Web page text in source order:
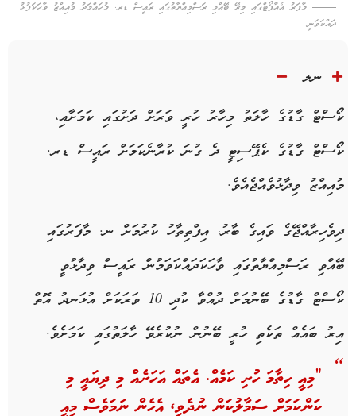
މާފަރު އެއާޕޯޓްގައި މިރޭ ބޭއްވި ރަސްމިއްޔާތުގައި ރައީސް ޑރ. މުހައްމަދު މުއިއްޒު ވާހަކަފުޅު
ދައްކަވަނީ
ނލ
ކޯސްޓް ގާޑުގެ ހާލަތު މިހާރު ހުރީ ވަރަށް ދަށުގައި ކަމަށާއި،
ކޯސްޓް ގާޑުގެ ކެޕޭސިޓީ ދެ ގުނަ ކުރާނެކަމަށް ރައީސް ޑރ.
މުއިއްޒު ވިދާޅުވެއްޖެއެވެ.
ދިވެހިރާއްޖޭގެ ވައިގެ ބާރު، އިފްތިތާހު ކުރުމަށް ނ. މާފަރުގައި
ބޭއްވި ރަސްމިއްޔާތުގައި ވާހަކަދައްކަވަމުން ރައީސް ވިދާޅުވީ
ކޯސްޓް ގާޑުގެ ބޭނުމަށް ދުއްވާ ކުދި 10 ވަރަކަށް އުޅަނދު އޮތް
އިރު ބައެއް ތަކެތި ހުރީ ބޭނުން ނުކުރެވޭ ހާލަތުގައި ކަމަށެވެ.
“މިއީ ހިތާމަ ހުރި ކަމެއް. އެތައް އަހަރެއް މި ދިޔައީ މި
ކަންކަމަށް ސަމާލުކަން ނުދެވި، އެހެން ނަމަވެސް މިއީ